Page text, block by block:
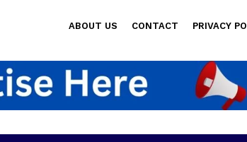
ABOUT US CONTACT PRIVACY